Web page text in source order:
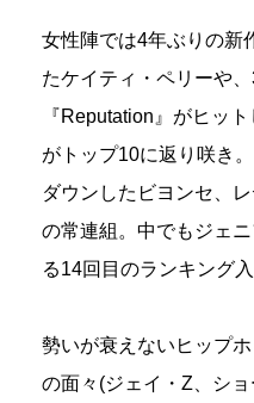
女性陣では4年ぶりの新
たケイティ・ペリーや
『Reputation』がヒッ
がトップ10に返り咲き
ダウンしたビヨンセ、
の常連組。中でもジェ
る14回目のランキング入
勢いが衰えないヒップ
の面々(ジェイ・Z、シ